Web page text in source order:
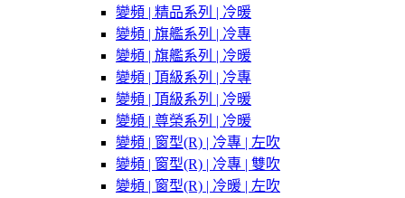
變頻 | 精品系列 | 冷暖
變頻 | 旗艦系列 | 冷專
變頻 | 旗艦系列 | 冷暖
變頻 | 頂級系列 | 冷專
變頻 | 頂級系列 | 冷暖
變頻 | 尊榮系列 | 冷暖
變頻 | 窗型(R) | 冷專 | 左吹
變頻 | 窗型(R) | 冷專 | 雙吹
變頻 | 窗型(R) | 冷暖 | 左吹